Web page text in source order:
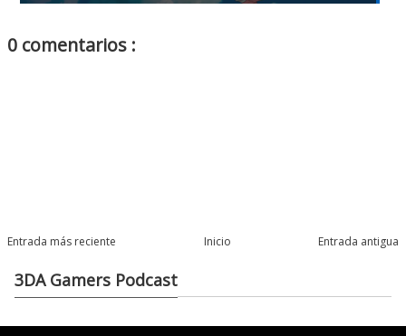
0 comentarios :
Entrada más reciente Entrada antigua
Inicio
3DA Gamers Podcast